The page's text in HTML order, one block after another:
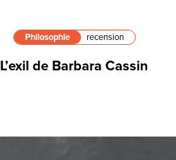
Philosophie recension
L’exil de Barbara Cassin